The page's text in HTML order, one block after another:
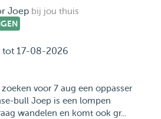
Joep bij jou thuis
17-08-2026
voor 7 aug een oppasser
bull Joep is een lompen
wandelen en komt ook gr...